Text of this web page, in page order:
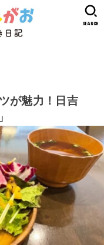
SEARCH
が魅力！日吉